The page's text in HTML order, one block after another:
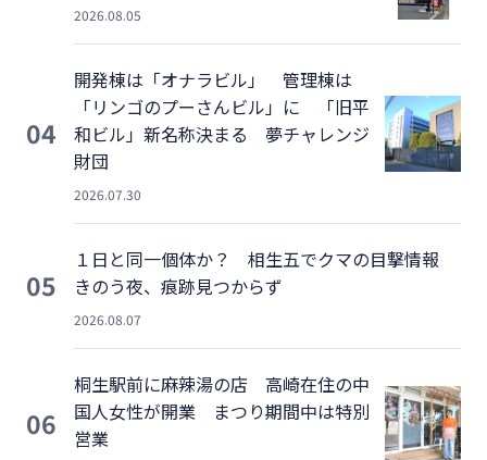
2026.08.05
04
開発棟は「オナラビル」 管理棟は
「リンゴのプーさんビル」に 「旧平
和ビル」新名称決まる 夢チャレンジ
財団
2026.07.30
05
１日と同一個体か？ 相生五でクマの目撃情報
きのう夜、痕跡見つからず
2026.08.07
06
桐生駅前に麻辣湯の店 高崎在住の中
国人女性が開業 まつり期間中は特別
営業